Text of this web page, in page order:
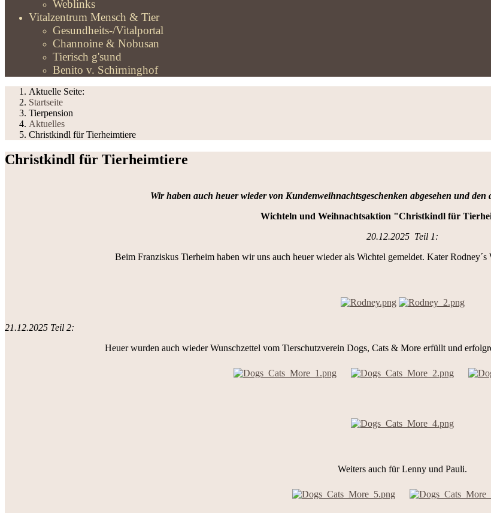
Weblinks
Vitalzentrum Mensch & Tier
Gesundheits-/Vitalportal
Channoine & Nobusan
Tierisch g'sund
Benito v. Schirninghof
Aktuelle Seite:
Startseite
Tierpension
Aktuelles
Christkindl für Tierheimtiere
Christkindl für Tierheimtiere
Wir haben auch heuer wieder von Kundenweihnachtsgeschenken abgesehen und
Wichteln und Weihnachtsaktion "Christkindl für
20.12.2025 Teil 1:
Beim Franziskus Tierheim haben wir uns auch heuer wieder als Wichtel gemeldet. Kater
21.12.2025 Teil 2:
Heuer wurden auch wieder Wunschzettel vom Tierschutzverein Dogs, Cats & More erfüllt und
Weiters auch für Lenny und Pauli.